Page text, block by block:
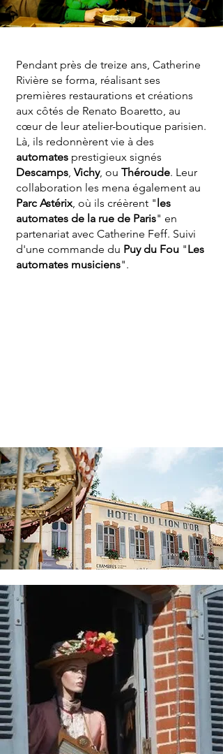
Pendant près de treize ans, Catherine
Rivière se forma, réalisant ses
premières restaurations et créations
aux côtés de Renato Boaretto, au
cœur de leur atelier-boutique parisien.
Là, ils redonnèrent vie à des
automates prestigieux signés
Descamps, Vichy, ou Théroude. Leur
collaboration les mena également au
Parc Astérix, où ils créèrent "les
automates de la rue de Paris" en
partenariat avec Catherine Feff. Suivi
d'une commande du Puy du Fou "Les
automates musiciens".